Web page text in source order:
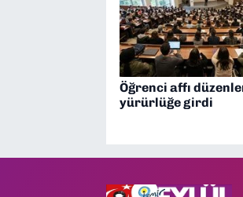
Öğrenci affı
yürürlüğe girdi